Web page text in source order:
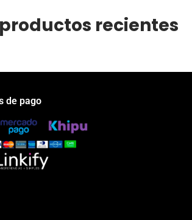
recientes
de pago